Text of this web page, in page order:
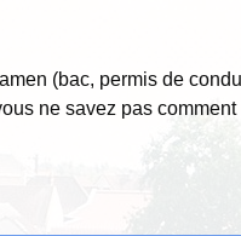
(bac, permis de
ne savez pas